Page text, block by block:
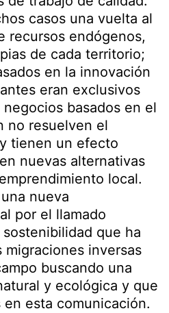
casos una vuelta al
recursos endógenos,
de cada territorio;
en la innovación
eran exclusivos
basados en el
no resuelven el
tienen un efecto
nuevas alternativas
local.
nueva
por el llamado
que ha
migraciones inversas
buscando una
y ecológica y que
esta comunicación.